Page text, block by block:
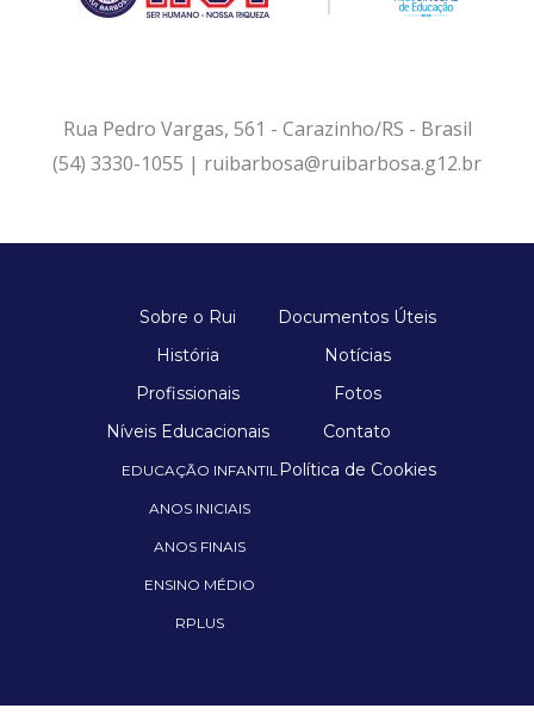
Rua Pedro Vargas, 561 - Carazinho/RS - Brasil
(54) 3330-1055 | ruibarbosa@ruibarbosa.g12.br
Sobre o Rui
História
Profissionais
Níveis Educacionais
EDUCAÇÃO INFANTIL
ANOS INICIAIS
ANOS FINAIS
ENSINO MÉDIO
RPLUS
Documentos Úteis
Notícias
Fotos
Contato
Política de Cookies